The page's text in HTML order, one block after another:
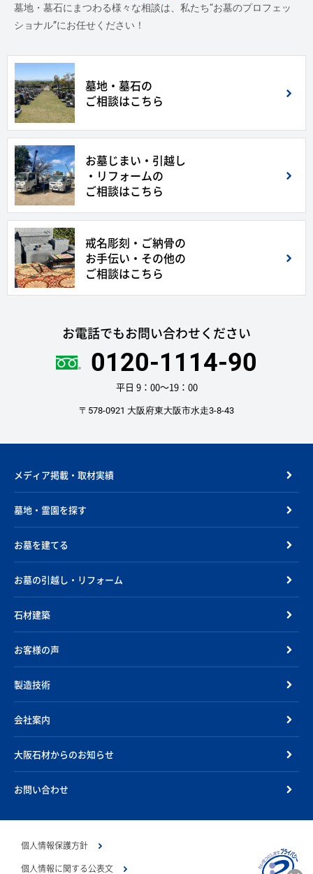
墓地・墓石にまつわる様々な相談は、私たち“お墓のプロフェッ
ショナル”にお任せください！
墓地・墓石の
ご相談はこちら
お墓じまい・引越し
・リフォームの
ご相談はこちら
戒名彫刻・ご納骨の
お手伝い・その他の
ご相談はこちら
お電話でもお問い合わせください
0120-1114-90
平日 9：00〜19：00
〒578-0921 大阪府東大阪市水走3-8-43
メディア掲載・取材実績
墓地・霊園を探す
お墓を建てる
お墓の引越し・リフォーム
石材建築
お客様の声
製造技術
会社案内
大阪石材からのお知らせ
お問い合わせ
個人情報保護方針
個人情報に関する公表文